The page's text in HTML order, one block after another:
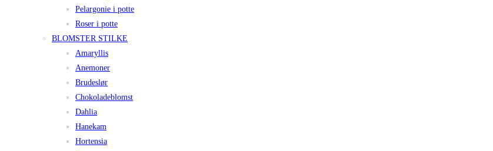
Pelargonie i potte
Roser i potte
BLOMSTER STILKE
Amaryllis
Anemoner
Brudeslør
Chokoladeblomst
Dahlia
Hanekam
Hortensia